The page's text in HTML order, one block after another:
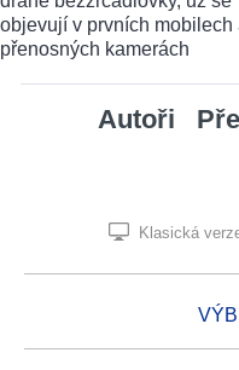
Autoři
Klasická